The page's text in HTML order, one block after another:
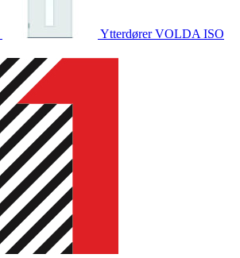
YtterdørerVOLDA ISO